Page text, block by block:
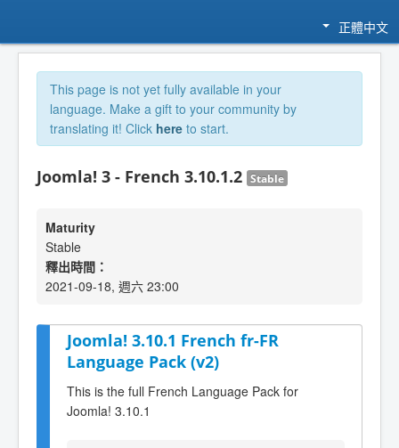
正體中文
This page is not yet fully available in your
language. Make a gift to your community by
translating it! Click here to start.
Joomla! 3 - French 3.10.1.2 Stable
Maturity
Stable
釋出時間：
2021-09-18, 週六 23:00
Joomla! 3.10.1 French fr-FR
Language Pack (v2)
This is the full French Language Pack for
Joomla! 3.10.1